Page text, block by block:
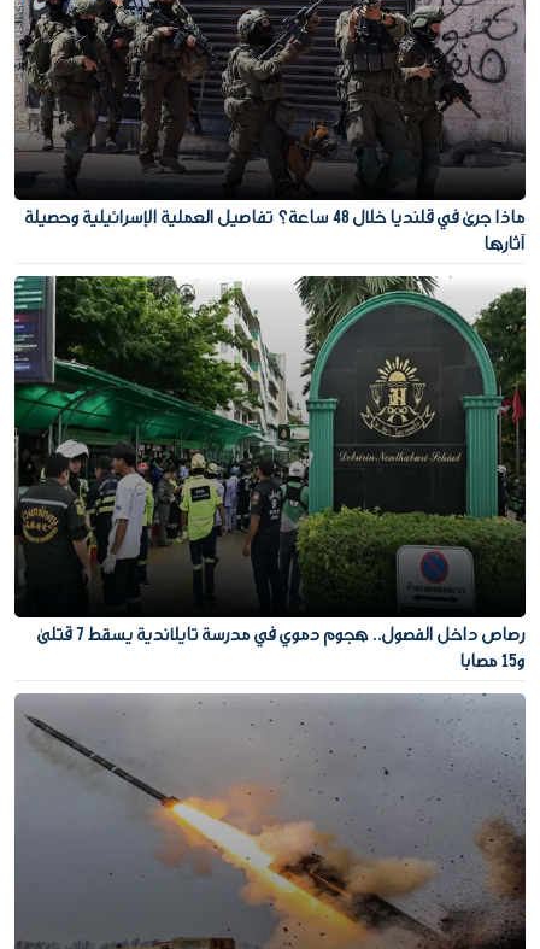
ماذا جرى في قلنديا خلال 48 ساعة؟ تفاصيل العملية الإسرائيلية وحصيلة
آثارها
رصاص داخل الفصول.. هجوم دموي في مدرسة تايلاندية يسقط 7 قتلى
و15 مصابا